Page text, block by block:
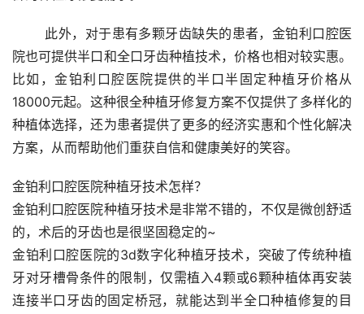
院也可提供半口和全口牙齿种植技术，价格也相对较实惠。
比如，金铂利口腔医院提供的半口半固定种植牙价格从
18000元起。这种很全种植牙修复方案不仅提供了多样化的
种植体选择，还为患者提供了更多的经济实惠和个性化解决
方案，从而帮助他们重获自信和健康美好的笑容。
金铂利口腔医院种植牙技术怎样？
金铂利口腔医院种植牙技术是非常不错的，不仅是微创舒适
的，术后的牙齿也是很坚固稳定的~
金铂利口腔医院的3d数字化种植牙技术，突破了传统种植
牙对牙槽骨条件的限制，仅需植入4颗或6颗种植体再安装
连接半口牙齿的固定桥冠，就能达到半全口种植修复的目